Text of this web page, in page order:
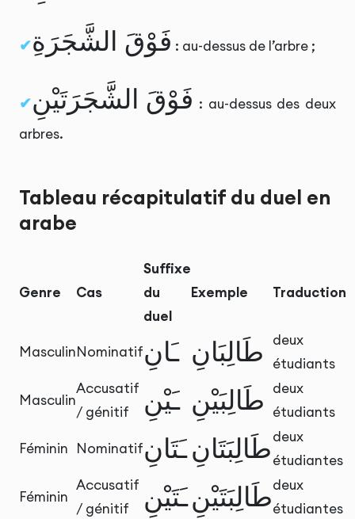
فَوْقَ الشَّجَرَةِ : au-dessus de l’arbre ;
فَوْقَ الشَّجَرَتَيْنِ : au-dessus des deux
arbres.
Tableau récapitulatif du duel en
arabe
Genre Cas
Suffixe
du
duel
Exemple Traduction
MasculinNominatifـَانِ طَالِبَانِ
deux
étudiants
Masculin
Accusatif
/ génitif
ـَيْنِ طَالِبَيْنِ deux
étudiants
Féminin Nominatifـَتَانِطَالِبَتَانِdeux
étudiantes
Féminin
Accusatif
/ génitif
ـَتَيْنِطَالِبَتَيْنِdeux
étudiantes